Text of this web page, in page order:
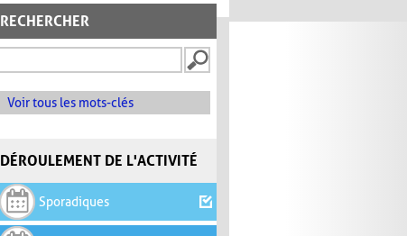
RECHERCHER
Voir tous les mots-clés
DÉROULEMENT DE L'ACTIVITÉ
Sporadiques